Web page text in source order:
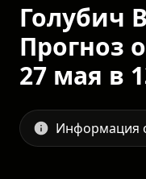
Голубич
Прогноз
27 мая в
Информация